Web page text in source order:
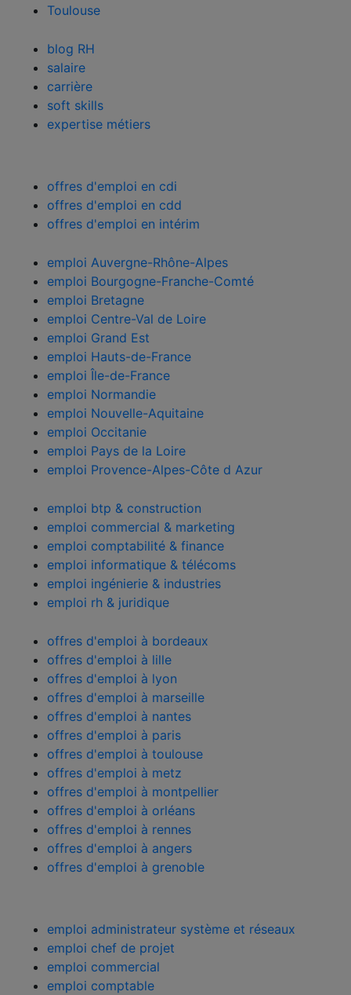
Toulouse
blog RH
salaire
carrière
soft skills
expertise métiers
offres d'emploi en cdi
offres d'emploi en cdd
offres d'emploi en intérim
emploi Auvergne-Rhône-Alpes
emploi Bourgogne-Franche-Comté
emploi Bretagne
emploi Centre-Val de Loire
emploi Grand Est
emploi Hauts-de-France
emploi Île-de-France
emploi Normandie
emploi Nouvelle-Aquitaine
emploi Occitanie
emploi Pays de la Loire
emploi Provence-Alpes-Côte d Azur
emploi btp & construction
emploi commercial & marketing
emploi comptabilité & finance
emploi informatique & télécoms
emploi ingénierie & industries
emploi rh & juridique
offres d'emploi à bordeaux
offres d'emploi à lille
offres d'emploi à lyon
offres d'emploi à marseille
offres d'emploi à nantes
offres d'emploi à paris
offres d'emploi à toulouse
offres d'emploi à metz
offres d'emploi à montpellier
offres d'emploi à orléans
offres d'emploi à rennes
offres d'emploi à angers
offres d'emploi à grenoble
emploi administrateur système et réseaux
emploi chef de projet
emploi commercial
emploi comptable